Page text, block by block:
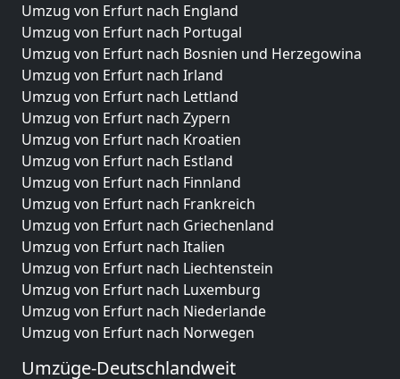
Umzug von Erfurt nach England
Umzug von Erfurt nach Portugal
Umzug von Erfurt nach Bosnien und Herzegowina
Umzug von Erfurt nach Irland
Umzug von Erfurt nach Lettland
Umzug von Erfurt nach Zypern
Umzug von Erfurt nach Kroatien
Umzug von Erfurt nach Estland
Umzug von Erfurt nach Finnland
Umzug von Erfurt nach Frankreich
Umzug von Erfurt nach Griechenland
Umzug von Erfurt nach Italien
Umzug von Erfurt nach Liechtenstein
Umzug von Erfurt nach Luxemburg
Umzug von Erfurt nach Niederlande
Umzug von Erfurt nach Norwegen
Umzüge-Deutschlandweit